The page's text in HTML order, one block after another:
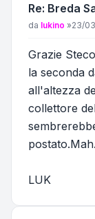
Re: Breda
Messaggio
da lukino »23/
Grazie
la seconda
all'altezza
collettore
LUK